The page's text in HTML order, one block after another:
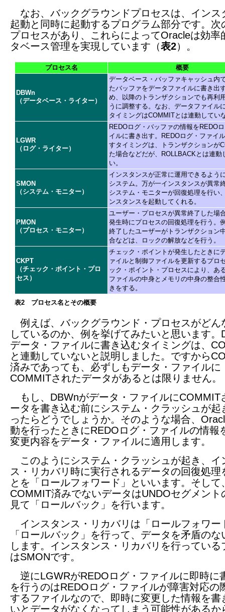
なお、バックグラウンドプロセスは、インス
起動と同時に起動するプログラム部分です。次
プロセスがあり、これらによってOracleは効率
タベース管理を実現しています（表2）。
プロセス名 概要
DBWn
（データベース・ライター）
データベース・バッファキャッシュ内
たバッファをデータファイルに書き出
め、以降のトランザクションでも再利
うに調整する。なお、データファイル
タイミングはCOMMITとは連動してい
LGWR
（ログ・ライター）
REDOログ・バッファの情報をREDO
イルに書き出す。REDOログ・ファイ
すタイミングは、トランザクションが
た場合などだが、ROLLBACKとは連動
い。
SMON
（システム・モニター）
インスタンスが正常に運用できるよう
システム。万が一インスタンスが異常
システム・モニターが回復処理を行い
ンスタンスを起動してくれる。
PMON
（プロセス・モニター）
ユーザー・プロセスが異常終了した場
発生時にプロセスの回復処理を行う。
終了したユーザーがトランザクション
合などは、ロックの解放などを行う。
CKPT
（チェック・ポイント・プロ
セス）
チェック・ポイントが発生したときに
ァイルと制御ファイルを更新するプロ
ック・ポイント・プロセスにより、あ
ファイルの中身とメモリの中身の整合
きをする。
表2 プロセス名とその概要
例えば、バックグラウンド・プロセスがどん
しているのか、例を挙げてみたいと思います。
データ・ファイルに書き込むタイミングは、
と連動していないと説明しました。ですから
済みであっても、必ずしもデータ・ファイルに
COMMITされたデータがあるとは限りません。
もし、DBWnがデータ・ファイルにCOMMIT
ータを書き込む前にシステム・クラッシュが起
ったらどうでしょうか。そのような場合、
動を行ったときにREDOログ・ファイルの情報
変更内容をデータ・ファイルに適用します。
このようにシステム・クラッシュが起き、イ
ス・リカバリ時に実行されるデータの回復処理
とを「ロールフォワード」といいます。そして
COMMIT済みでないデータはUNDOセグメント
見て「ロールバック」を行います。
インスタンス・リカバリは「ロールフォワー
「ロールバック」を行って、データを矛盾のな
します。インスタンス・リカバリを行っている
はSMONです。
逆にLGWRがREDOログ・ファイルに即時に
を行うのはREDOログ・ファイルが障害対応の
するファイルなので、即時に変更した情報を書
いとデータがなくなってしまう可能性があるか